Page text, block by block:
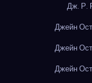
Дж. Р.
Джейн
Джейн
Джейн